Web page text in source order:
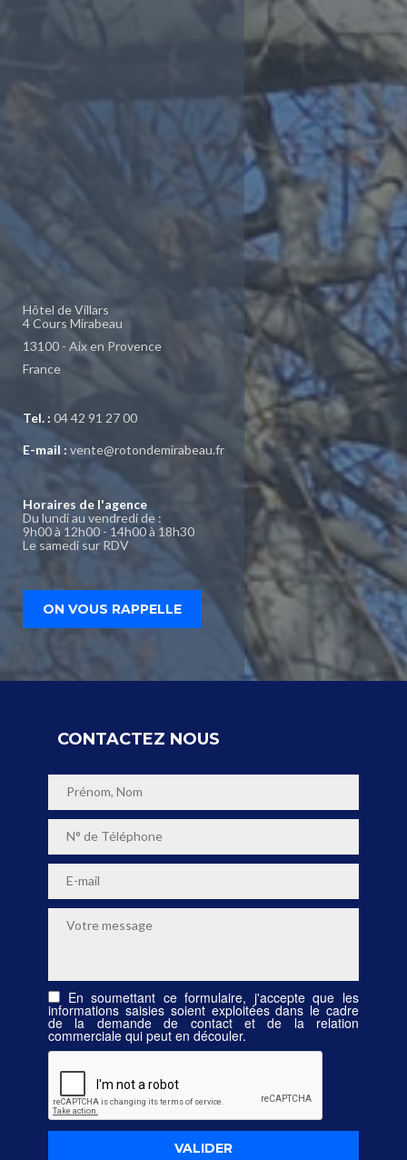
Hôtel de Villars
4 Cours Mirabeau
13100 - Aix en Provence
France
Tel. : 04 42 91 27 00
E-mail : vente@rotondemirabeau.fr
Horaires de l'agence
Du lundi au vendredi de :
9h00 à 12h00 - 14h00 à 18h30
Le samedi sur RDV
ON VOUS RAPPELLE
CONTACTEZ NOUS
En soumettant ce formulaire, j'accepte que les
informations saisies soient exploitées dans le cadre
de la demande de contact et de la relation
commerciale qui peut en découler.